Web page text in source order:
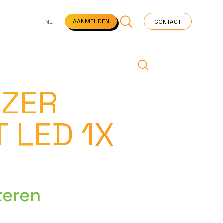
VEELGESTELDE VRAGEN STARTPAGINA NEWS
NL AANMELDEN CONTACT
LED 1X